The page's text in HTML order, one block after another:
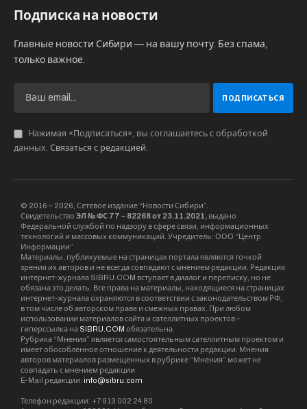
Подписка на новости
Главные новости Сибири — на вашу почту. Без спама,
только важное.
Нажимая «Подписаться», вы соглашаетесь с обработкой
данных. Связаться с редакцией
© 2016 – 2026, Сетевое издание “Новости Сибири”.
Свидетельство ЭЛ № ФС 77 – 82268 от 23.11.2021, выдано
Федеральной службой по надзору в сфере связи, информационных
технологий и массовых коммуникаций. Учредитель: ООО “Центр
Информации”
Материалы, публикуемые на страницах портала являются точкой
зрения их авторов и не всегда совпадают с мнением редакции. Редакция
интернет-журнала SIBRU.COM вступает в диалог и переписку, но не
обязана это делать. Все права на материалы, находящиеся на страницах
интернет-журнала охраняются в соответствии с законодательством РФ,
в том числе об авторском праве и смежных правах. При любом
использовании материалов сайта и сателлитных проектов –
гиперссылка на SIBRU.COM обязательна.
Рубрика “Мнения” является самостоятельным сателлитным проектом и
имеет обособленное отношение к деятельности редакции. Мнения
авторов материалов размещенных в рубрике “Мнения” может не
совпадать с мнением редакции.
E-Mail редакции: info@sibru.com
Телефон редакции: +7 913 002 24 80